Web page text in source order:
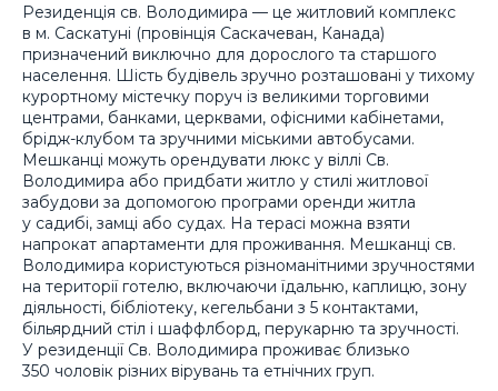
Резиденція св. Володимира — це житловий комплекс
в м. Саскатуні (провінція Саскачеван, Канада)
призначений виключно для дорослого та старшого
населення. Шість будівель зручно розташовані у тихому
курортному містечку поруч із великими торговими
центрами, банками, церквами, офісними кабінетами,
брідж-клубом та зручними міськими автобусами.
Мешканці можуть орендувати люкс у віллі Св.
Володимира або придбати житло у стилі житлової
забудови за допомогою програми оренди житла
у садибі, замці або судах. На терасі можна взяти
напрокат апартаменти для проживання. Мешканці св.
Володимира користуються різноманітними зручностями
на території готелю, включаючи їдальню, каплицю, зону
діяльності, бібліотеку, кегельбани з 5 контактами,
більярдний стіл і шаффлборд, перукарню та зручності.
У резиденції Св. Володимира проживає близько
350 чоловік різних вірувань та етнічних груп.